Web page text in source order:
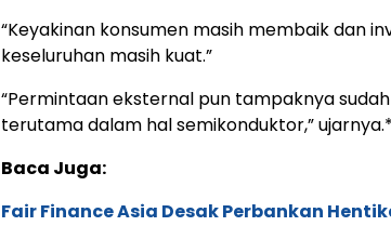
“Keyakinan konsumen masih membaik dan
keseluruhan masih kuat.”
“Permintaan eksternal pun tampaknya
terutama dalam hal semikonduktor,”
Baca Juga:
Fair Finance Asia Desak Perbankan